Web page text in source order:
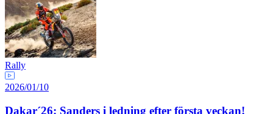
Rally
2026/01/10
Dakar´26: Sanders i ledning efter första veckan!